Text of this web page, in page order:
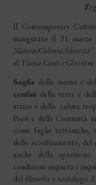
Z
Il Contemporary
inaugurato il 31
Natura/Cultura/Identità”
di Viana Conti e Christine
Soglie della mente e
confini della terra e
artico e della calura
Paesi e delle Comunità
come faglie tettoniche,
dello sconfinamento, del
anche della
condizione inquieta e
del filosofo e sociologo